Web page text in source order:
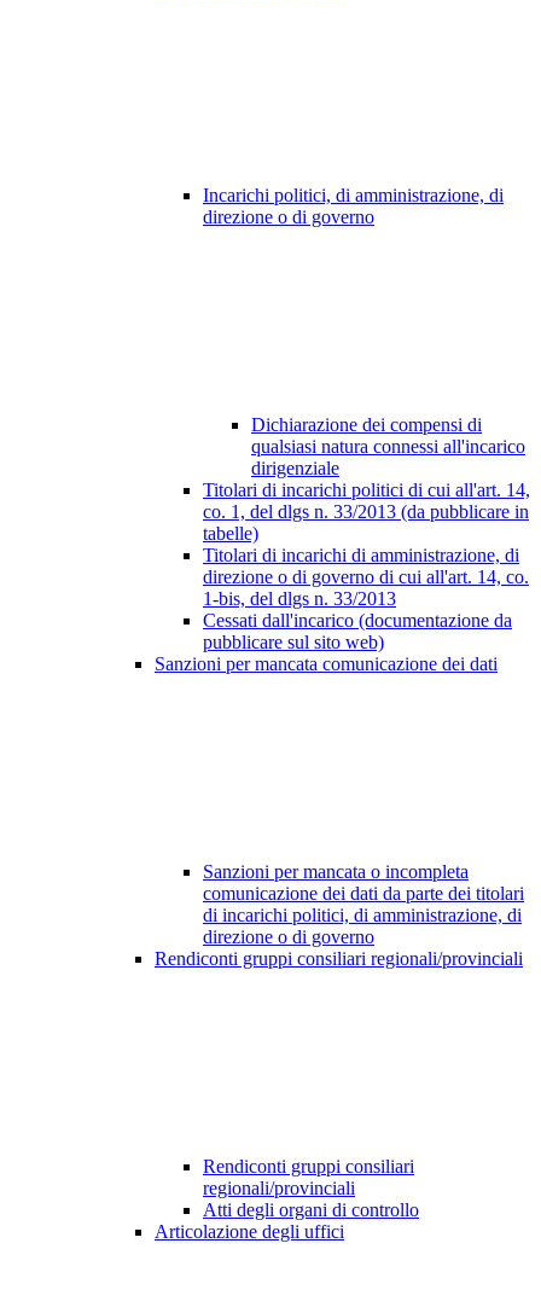
Incarichi politici, di amministrazione, di
direzione o di governo
Dichiarazione dei compensi di
qualsiasi natura connessi all'incarico
dirigenziale
Titolari di incarichi politici di cui all'art. 14,
co. 1, del dlgs n. 33/2013 (da pubblicare in
tabelle)
Titolari di incarichi di amministrazione, di
direzione o di governo di cui all'art. 14, co.
1-bis, del dlgs n. 33/2013
Cessati dall'incarico (documentazione da
pubblicare sul sito web)
Sanzioni per mancata comunicazione dei dati
Sanzioni per mancata o incompleta
comunicazione dei dati da parte dei titolari
di incarichi politici, di amministrazione, di
direzione o di governo
Rendiconti gruppi consiliari regionali/provinciali
Rendiconti gruppi consiliari
regionali/provinciali
Atti degli organi di controllo
Articolazione degli uffici